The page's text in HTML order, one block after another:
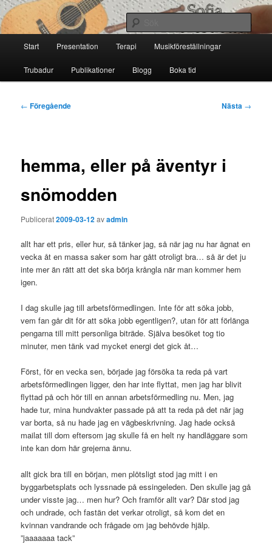
Hoppa
till
primärt
innehållSofia Thoresdotter
Start Presentation Terapi Musikföreställningar
Trubadur Publikationer Blogg Boka tid
Inläggsnavigering
← Föregående Nästa →
hemma, eller på äventyr i
snömodden
Publicerat2009-03-12avadmin
allt har ett pris, eller hur, så tänker jag, så när jag nu har ägnat en
vecka åt en massa saker som har gått otroligt bra… så är det ju
inte mer än rätt att det ska börja krångla när man kommer hem
igen.
I dag skulle jag till arbetsförmedlingen. Inte för att söka jobb,
vem fan går dit för att söka jobb egentligen?, utan för att förlänga
pengarna till mitt personliga biträde. Själva besöket tog tio
minuter, men tänk vad mycket energi det gick åt…
Först, för en vecka sen, började jag försöka ta reda på vart
arbetsförmedlingen ligger, den har inte flyttat, men jag har blivit
flyttad på och hör till en annan arbetsförmedling nu. Men, jag
hade tur, mina hundvakter passade på att ta reda på det när jag
var borta, så nu hade jag en vägbeskrivning. Jag hade också
mailat till dom eftersom jag skulle få en helt ny handläggare som
inte kan dom här grejerna ännu.
allt gick bra till en början, men plötsligt stod jag mitt i en
byggarbetsplats och lyssnade på essingeleden. Den skulle jag gå
under visste jag… men hur? Och framför allt var? Där stod jag
och undrade, och fastän det verkar otroligt, så kom det en
kvinnan vandrande och frågade om jag behövde hjälp.
”jaaaaaaa tack”